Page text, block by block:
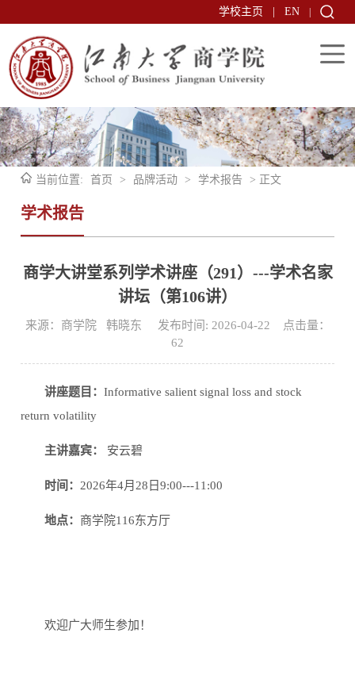
学校主页 EN
当前位置: 首页 > 品牌活动 > 学术报告 > 正文
学术报告
商学大讲堂系列学术讲座（291）---学术名家
讲坛（第106讲）
来源：商学院 韩晓东 发布时间: 2026-04-22 点击量：
62
讲座题目：Informative salient signal loss and stock
return volatility
主讲嘉宾： 安云碧
时间： 2026年4月 28 日9:00---11:00
地点： 商学院116东方厅
欢迎广大师生参加！